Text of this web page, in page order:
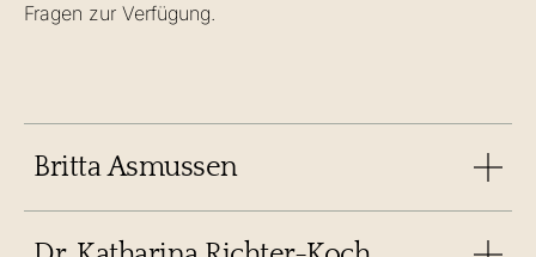
Fragen zur Verfügung.
Britta Asmussen